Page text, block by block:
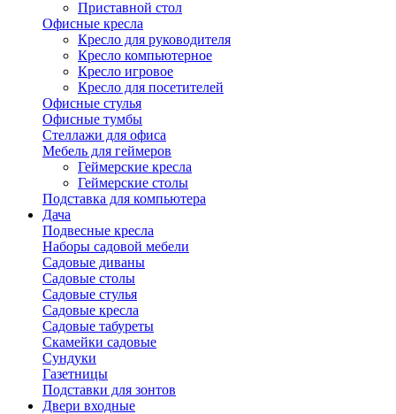
Приставной стол
Офисные кресла
Кресло для руководителя
Кресло компьютерное
Кресло игровое
Кресло для посетителей
Офисные стулья
Офисные тумбы
Стеллажи для офиса
Мебель для геймеров
Геймерские кресла
Геймерские столы
Подставка для компьютера
Дача
Подвесные кресла
Наборы садовой мебели
Садовые диваны
Садовые столы
Садовые стулья
Садовые кресла
Садовые табуреты
Скамейки садовые
Сундуки
Газетницы
Подставки для зонтов
Двери входные